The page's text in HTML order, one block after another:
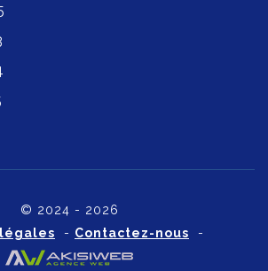
© 2024 - 2026
- Contactez-nous -